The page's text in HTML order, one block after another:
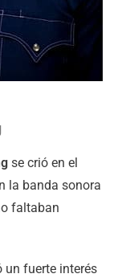
se crió en el
la banda sonora
faltaban
un fuerte interés